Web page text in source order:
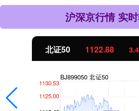
沪深京行情 实
北证50 1122.88